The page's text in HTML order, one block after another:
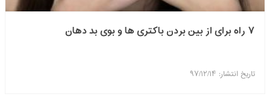
۷ راه برای از بین بردن باکتری ها و بوی بد دهان
تاریخ انتشار: ۹۷/۱۲/۱۴